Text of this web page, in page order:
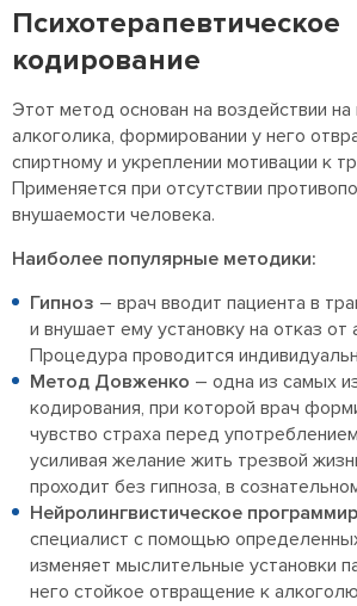
Психотерапевтическое
кодирование
Этот метод основан на воздействии на
алкоголика, формировании у него
спиртному и укреплении мотивации к
Применяется при отсутствии
внушаемости человека.
Наиболее популярные методики:
Гипноз – врач вводит пациента в
и внушает ему установку на отказ от
Процедура проводится
Метод Довженко – одна из самых
кодирования, при которой врач
чувство страха перед
усиливая желание жить трезвой
проходит без гипноза, в
Нейролингвистическое
специалист с помощью
изменяет мыслительные установки
него стойкое отвращение к